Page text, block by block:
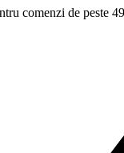
comenzi de peste